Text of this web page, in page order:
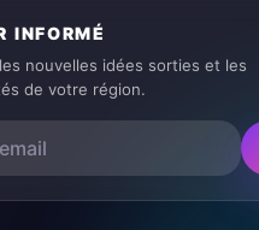
INFORMÉ
nouvelles idées sorties et les
de votre région.